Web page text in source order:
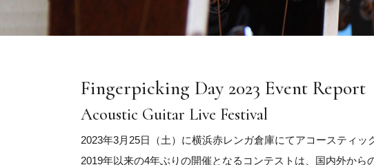
Fingerpicking Day 2023 Event Report
Acoustic Guitar Live Festival
2023年3月25日（土）に横浜赤レンガ倉庫にてアコースティ
2019年以来の4年ぶりの開催となるコンテストは、国内外から